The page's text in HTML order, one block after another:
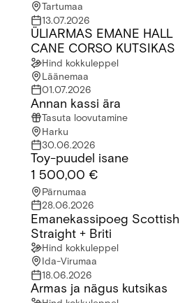
Tartumaa
13.07.2026
CORSO KUTSIKAS
ÜLIARMAS EMANE HALL
CANE CORSO KUTSIKAS
Hind kokkuleppel
Läänemaa
01.07.2026
Annan kassi ära
Tasuta loovutamine
Harku
30.06.2026
Toy-puudel isane
1 500,00 €
Pärnumaa
28.06.2026
Straight + Briti
Emanekassipoeg Scottish
Straight + Briti
Hind kokkuleppel
Ida-Virumaa
18.06.2026
Armas ja nägus kutsikas